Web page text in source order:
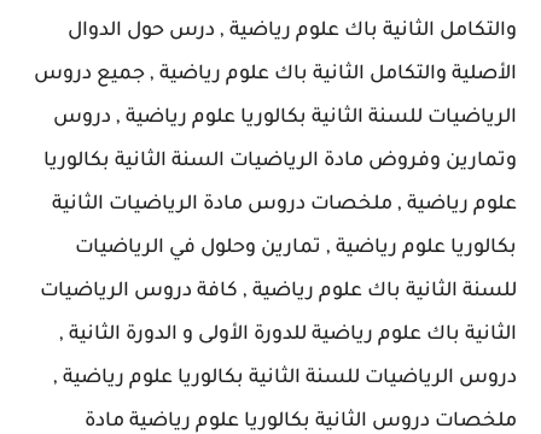
والتكامل الثانية باك علوم رياضية , درس حول الدوال
الأصلية والتكامل الثانية باك علوم رياضية , جميع دروس
الرياضيات للسنة الثانية بكالوريا علوم رياضية , دروس
وتمارين وفروض مادة الرياضيات السنة الثانية بكالوريا
علوم رياضية , ملخصات دروس مادة الرياضيات الثانية
بكالوريا علوم رياضية , تمارين وحلول في الرياضيات
للسنة الثانية باك علوم رياضية , كافة دروس الرياضيات
الثانية باك علوم رياضية للدورة الأولى و الدورة الثانية ,
دروس الرياضيات للسنة الثانية بكالوريا علوم رياضية ,
ملخصات دروس الثانية بكالوريا علوم رياضية مادة